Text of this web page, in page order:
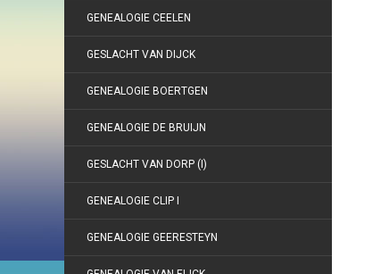
GENEALOGIE CEELEN
GESLACHT VAN DIJCK
GENEALOGIE BOERTGEN
GENEALOGIE DE BRUIJN
GESLACHT VAN DORP (I)
GENEALOGIE CLIP I
GENEALOGIE GEERESTEYN